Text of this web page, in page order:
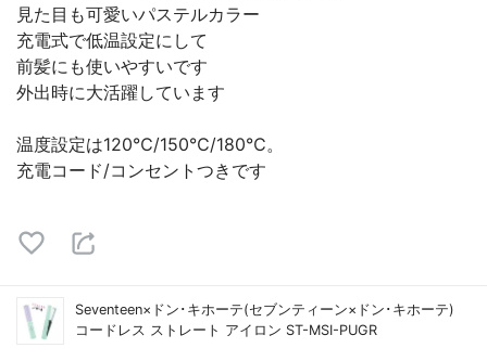
見た目も可愛いパステルカラー
充電式で低温設定にして
前髪にも使いやすいです
外出時に大活躍しています
温度設定は120℃/150℃/180℃。
充電コード/コンセントつきです
Seventeen×ドン･キホーテ(セブンティーン×ドン･キホーテ)
コードレス ストレート アイロン ST-MSI-PUGR